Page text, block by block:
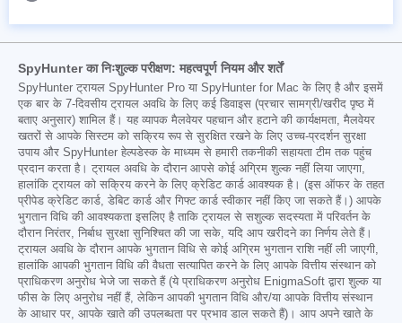
SpyHunter का निःशुल्क परीक्षण: महत्वपूर्ण नियम और शर्तें
SpyHunter ट्रायल SpyHunter Pro या SpyHunter for Mac के लिए है और इसमें
एक बार के 7-दिवसीय ट्रायल अवधि के लिए कई डिवाइस (प्रचार सामग्री/खरीद पृष्ठ में
बताए अनुसार) शामिल हैं। यह व्यापक मैलवेयर पहचान और हटाने की कार्यक्षमता, मैलवेयर
खतरों से आपके सिस्टम को सक्रिय रूप से सुरक्षित रखने के लिए उच्च-प्रदर्शन सुरक्षा
उपाय और SpyHunter हेल्पडेस्क के माध्यम से हमारी तकनीकी सहायता टीम तक पहुंच
प्रदान करता है। ट्रायल अवधि के दौरान आपसे कोई अग्रिम शुल्क नहीं लिया जाएगा,
हालांकि ट्रायल को सक्रिय करने के लिए क्रेडिट कार्ड आवश्यक है। (इस ऑफर के तहत
प्रीपेड क्रेडिट कार्ड, डेबिट कार्ड और गिफ्ट कार्ड स्वीकार नहीं किए जा सकते हैं।) आपके
भुगतान विधि की आवश्यकता इसलिए है ताकि ट्रायल से सशुल्क सदस्यता में परिवर्तन के
दौरान निरंतर, निर्बाध सुरक्षा सुनिश्चित की जा सके, यदि आप खरीदने का निर्णय लेते हैं।
ट्रायल अवधि के दौरान आपके भुगतान विधि से कोई अग्रिम भुगतान राशि नहीं ली जाएगी,
हालांकि आपकी भुगतान विधि की वैधता सत्यापित करने के लिए आपके वित्तीय संस्थान को
प्राधिकरण अनुरोध भेजे जा सकते हैं (ये प्राधिकरण अनुरोध EnigmaSoft द्वारा शुल्क या
फीस के लिए अनुरोध नहीं हैं, लेकिन आपकी भुगतान विधि और/या आपके वित्तीय संस्थान
के आधार पर, आपके खाते की उपलब्धता पर प्रभाव डाल सकते हैं)। आप अपने खाते के